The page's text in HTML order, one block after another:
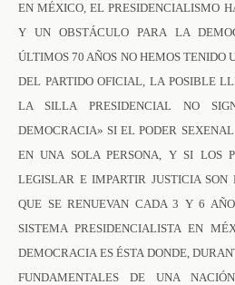
EN MÉXICO, EL PRESIDENCIALISMO
Y UN OBSTÁCULO PARA LA
ÚLTIMOS 70 AÑOS NO HEMOS TENIDO
DEL PARTIDO OFICIAL, LA POSIBLE
LA SILLA PRESIDENCIAL NO
DEMOCRACIA» SI EL PODER
EN UNA SOLA PERSONA, Y SI LOS
LEGISLAR E IMPARTIR JUSTICIA SON
QUE SE RENUEVAN CADA 3 Y 6
SISTEMA PRESIDENCIALISTA EN
DEMOCRACIA ES ÉSTA DONDE,
FUNDAMENTALES DE UNA